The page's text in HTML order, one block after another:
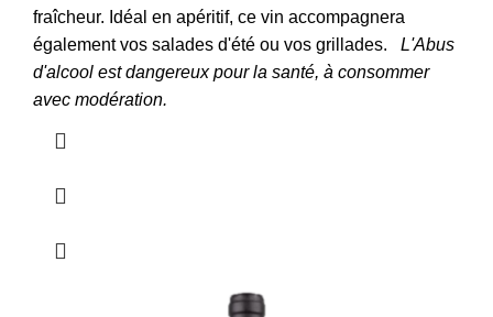
fraîcheur. Idéal en apéritif, ce vin accompagnera
également vos salades d'été ou vos grillades.
L'Abus
d'alcool est dangereux pour la santé, à consommer
avec modération.